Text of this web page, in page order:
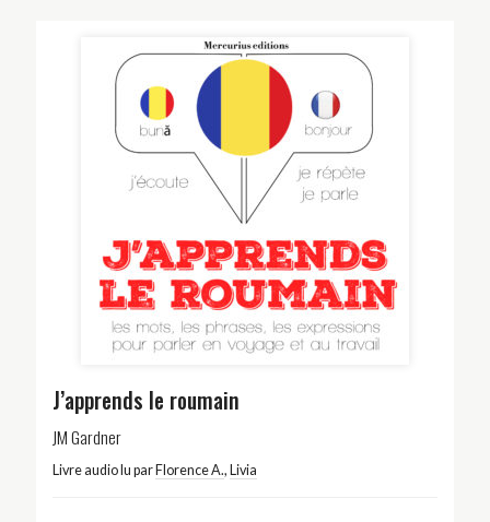
J’apprends le roumain
JM Gardner
Livre audio lu par Florence A., Livia